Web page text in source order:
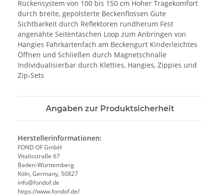
Rückensystem von 100 bis 150 cm Hoher Tragekomfort
durch breite, gepolsterte Beckenflossen Gute
Sichtbarkeit durch Reflektoren rundherum Fest
angenähte Seitentaschen Loop zum Anbringen von
Hangies Fahrkartenfach am Beckengurt Kinderleichtes
Öffnen und Schließen durch Magnetschnalle
Individualisierbar durch Kletties, Hangies, Zippies und
Zip-Sets
Angaben zur Produktsicherheit
Herstellerinformationen:
FOND OF GmbH
Vitalisstraße 67
Baden-Württemberg
Köln, Germany, 50827
info@fondof.de
https://www.fondof.de/